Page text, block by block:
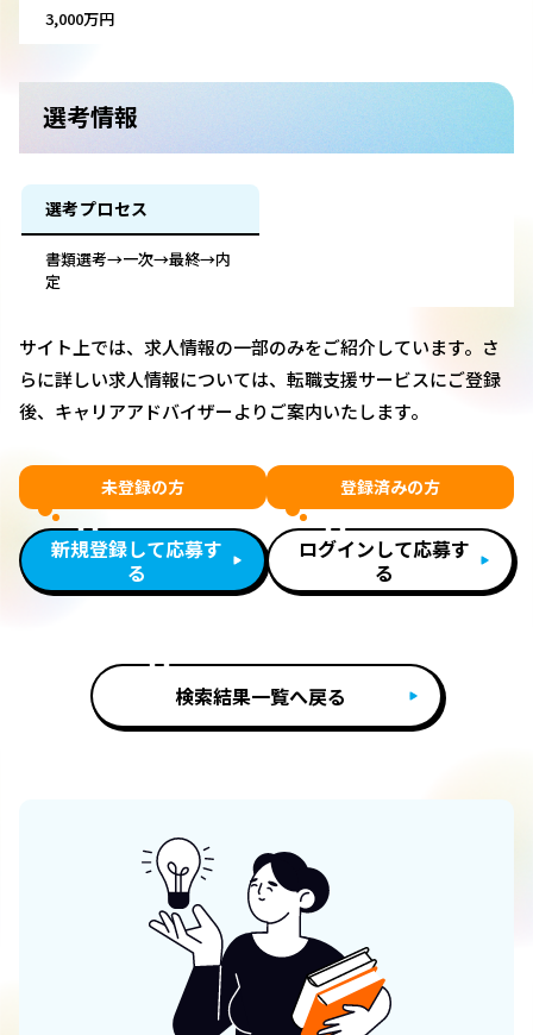
3,000万円
選考情報
選考プロセス
書類選考→一次→最終→内
定
サイト上では、求人情報の一部のみをご紹介しています。さ
らに詳しい求人情報については、転職支援サービスにご登録
後、キャリアアドバイザーよりご案内いたします。
未登録の方
新規登録して応募す
る
登録済みの方
ログインして応募す
る
検索結果一覧へ戻る